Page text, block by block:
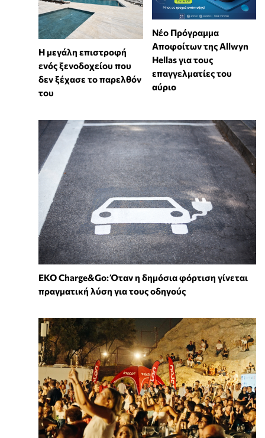
Η μεγάλη επιστροφή
ενός ξενοδοχείου που
δεν ξέχασε το παρελθόν
του
Νέο Πρόγραμμα
Αποφοίτων της Allwyn
Hellas για τους
επαγγελματίες του
αύριο
EKO Charge&Go: Όταν η δημόσια φόρτιση γίνεται
πραγματική λύση για τους οδηγούς